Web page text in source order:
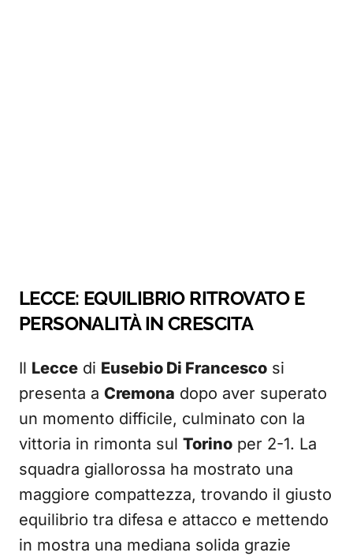
LECCE: EQUILIBRIO RITROVATO E
PERSONALITÀ IN CRESCITA
Il Lecce di Eusebio Di Francesco si
presenta a Cremona dopo aver superato
un momento difficile, culminato con la
vittoria in rimonta sul Torino per 2-1. La
squadra giallorossa ha mostrato una
maggiore compattezza, trovando il giusto
equilibrio tra difesa e attacco e mettendo
in mostra una mediana solida grazie